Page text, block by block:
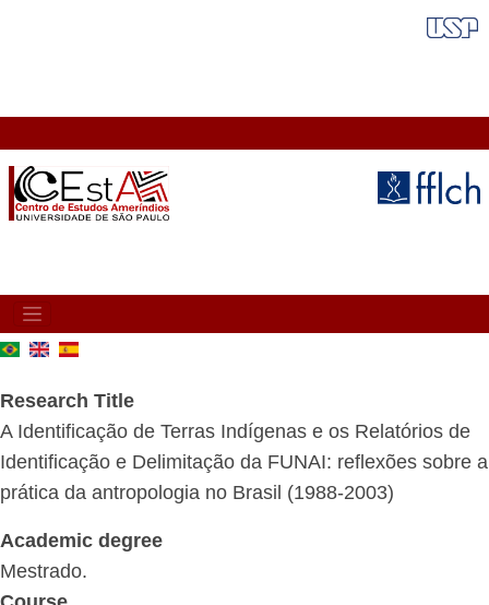
MAIN
NAVIGATION
Research Title
A Identificação de Terras Indígenas e os Relatórios de
Identificação e Delimitação da FUNAI: reflexões sobre a
prática da antropologia no Brasil (1988-2003)
Academic degree
Mestrado.